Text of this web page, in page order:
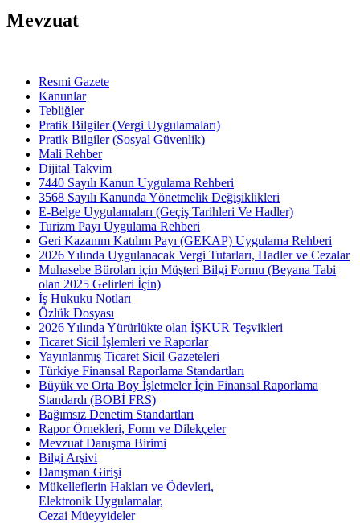
Mevzuat
Resmi Gazete
Kanunlar
Tebliğler
Pratik Bilgiler (Vergi Uygulamaları)
Pratik Bilgiler (Sosyal Güvenlik)
Mali Rehber
Dijital Takvim
7440 Sayılı Kanun Uygulama Rehberi
3568 Sayılı Kanunda Yönetmelik Değişiklikleri
E-Belge Uygulamaları (Geçiş Tarihleri Ve Hadler)
Turizm Payı Uygulama Rehberi
Geri Kazanım Katılım Payı (GEKAP) Uygulama Rehberi
2026 Yılında Uygulanacak Vergi Tutarları, Hadler ve Cezalar
Muhasebe Büroları için Müşteri Bilgi Formu (Beyana Tabi
olan 2025 Gelirleri İçin)
İş Hukuku Notları
Özlük Dosyası
2026 Yılında Yürürlükte olan İŞKUR Teşvikleri
Ticaret Sicil İşlemleri ve Raporlar
Yayınlanmış Ticaret Sicil Gazeteleri
Türkiye Finansal Raporlama Standartları
Büyük ve Orta Boy İşletmeler İçin Finansal Raporlama
Standardı (BOBİ FRS)
Bağımsız Denetim Standartları
Rapor Örnekleri, Form ve Dilekçeler
Mevzuat Danışma Birimi
Bilgi Arşivi
Danışman Girişi
Mükelleflerin Hakları ve Ödevleri,
Elektronik Uygulamalar,
Cezai Müeyyideler